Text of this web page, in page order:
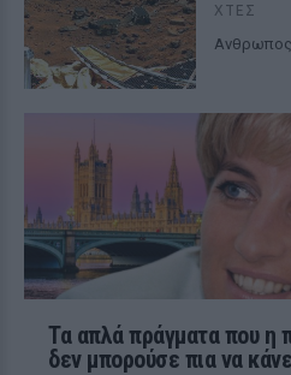
ΧΤΕΣ
Τα απλά πράγματα που η
δεν μπορούσε πια να